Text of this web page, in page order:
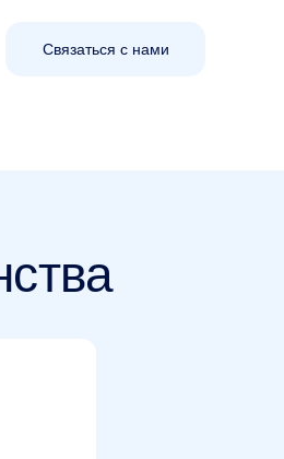
Связаться с нами